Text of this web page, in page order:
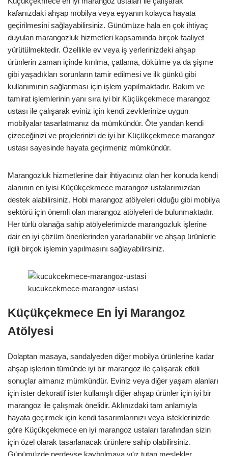
kafanızdaki ahşap mobilya veya eşyanın kolayca hayata
geçirilmesini sağlayabilirsiniz. Günümüze hala en çok ihtiyaç
duyulan marangozluk hizmetleri kapsamında birçok faaliyet
yürütülmektedir. Özellikle ev veya iş yerlerinizdeki ahşap
ürünlerin zaman içinde kırılma, çatlama, dökülme ya da şişme
gibi yaşadıkları sorunların tamir edilmesi ve ilk günkü gibi
kullanımının sağlanması için işlem yapılmaktadır. Bakım ve
tamirat işlemlerinin yanı sıra iyi bir Küçükçekmece marangoz
ustası ile çalışarak eviniz için kendi zevklerinize uygun
mobilyalar tasarlatmanız da mümkündür. Öte yandan kendi
çizeceğinizi ve projelerinizi de iyi bir Küçükçekmece marangoz
ustası sayesinde hayata geçirmeniz mümkündür.
Marangozluk hizmetlerine dair ihtiyacınız olan her konuda kendi
alanının en iyisi Küçükçekmece marangoz ustalarımızdan
destek alabilirsiniz. Hobi marangoz atölyeleri olduğu gibi mobilya
sektörü için önemli olan marangoz atölyeleri de bulunmaktadır.
Her türlü olanağa sahip atölyelerimizde marangozluk işlerine
dair en iyi çözüm önerilerinden yararlanabilir ve ahşap ürünlerle
ilgili birçok işlemin yapılmasını sağlayabilirsiniz.
kucukcekmece-marangoz-ustasi
Küçükçekmece En İyi Marangoz
Atölyesi
Dolaptan masaya, sandalyeden diğer mobilya ürünlerine kadar
ahşap işlerinin tümünde iyi bir marangoz ile çalışarak etkili
sonuçlar almanız mümkündür. Eviniz veya diğer yaşam alanları
için ister dekoratif ister kullanışlı diğer ahşap ürünler için iyi bir
marangoz ile çalışmak önelidir. Aklınızdaki tam anlamıyla
hayata geçirmek için kendi tasarımlarınızı veya isteklerinizde
göre Küçükçekmece en iyi marangoz ustaları tarafından sizin
için özel olarak tasarlanacak ürünlere sahip olabilirsiniz.
Günümüzde nerdeyse kaybolmaya yüz tutan meslekler